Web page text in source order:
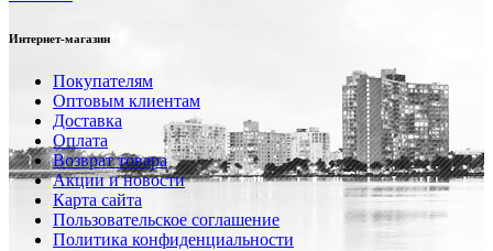
Интернет-магазин
Покупателям
Оптовым клиентам
Доставка
Оплата
Возврат товара
Акции и новости
Карта сайта
Пользовательское соглашение
Политика конфиденциальности